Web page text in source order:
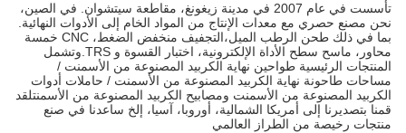
تأسست في عام 2007 في مدينة زيغونغ، مقاطعة سيتشوان. في الصين،
نحن مصنع حصري مع معدات الإنتاج من المواد الخام إلى الأدوات النهائية.
بما في ذلك طحن الرطب الميل،التجفيف منخفض الضغط، CNC خمسة
محاور، ماسح سطح الأداة الإلكترونية، اختبار القسوة و TRS.وتشمل
المنتجات الرئيسية طواحين نهاية الكربيد المصنوعة من الأسمنت /
مساحات طاحونة نهاية الكربيد المصنوعة من الأسمنت / حاملات أدوات
الكربيد المصنوعة من الأسمنت ومصابيح الكربيد المصنوعة من الأسمنتلقد
قمنا بتصديرنا إلى أمريكا الشمالية، أوروبا، آسيا، إلخ ساعدنا في صنع
منتجات رخيصة من الطراز العالمي